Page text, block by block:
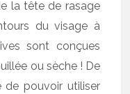
la tête de rasage
du visage à
sont conçues
ou sèche ! De
de pouvoir utiliser